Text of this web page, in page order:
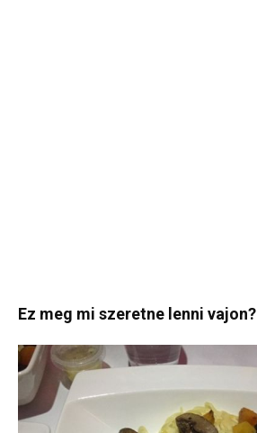
Ez meg mi szeretne lenni vajon?